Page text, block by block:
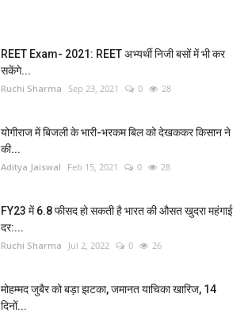
REET Exam- 2021: REET अभ्यर्थी निजी बसों में भी कर
सकेंगे...
Ruchi Sharma Sep 23, 2021 0 28
योगीराज में बिजली के भारी-भरकम बिल को देखककर किसान ने
की...
Aditya Jaiswal Feb 15, 2021 0 28
FY23 में 6.8 फीसद हो सकती है भारत की औसत खुदरा महंगाई
दर:...
Ruchi Sharma Jul 2, 2022 0 26
मोहम्मद जुबैर को बड़ा झटका, जमानत याचिका खारिज, 14
दिनों...